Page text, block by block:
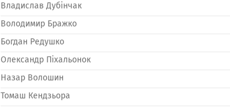
Владислав Дубінчак
Володимир Бражко
Богдан Редушко
Олександр Піхальонок
Назар Волошин
Томаш Кендзьора